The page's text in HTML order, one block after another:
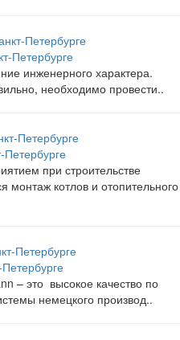
Петербурге
инженерного характера.
необходимо провести..
при строительстве
монтаж котлов и отопительного
– это высокое качество по
немецкого производ..